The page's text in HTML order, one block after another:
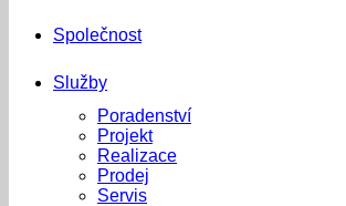
Společnost
Služby
Poradenství
Projekt
Realizace
Prodej
Servis